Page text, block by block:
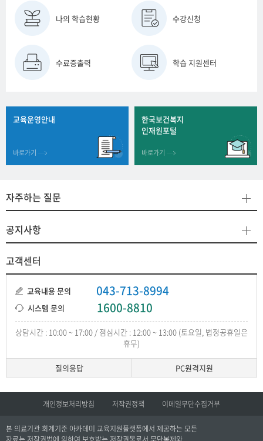
나의 학습현황 수강신청
수료증출력 학습 지원센터
교육운영안내
한국보건복지
인재원포털
자주하는 질문
공지사항
고객센터
교육내용 문의 043-713-8994
시스템 문의 1600-8810
상담시간 : 10:00 ~ 17:00 / 점심시간 : 12:00 ~ 13:00 (토요일, 법정공휴일은
휴무)
질의응답 PC원격지원
개인정보처리방침 저작권정책 이메일무단수집거부
본 의료기관 회계기준 아카데미 교육지원플랫폼에서 제공하는 모든